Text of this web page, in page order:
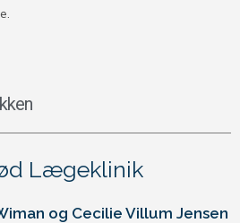
Lægeklinik
og Cecilie Villum Jensen